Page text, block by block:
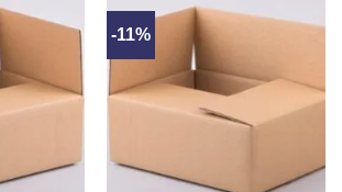
-11%